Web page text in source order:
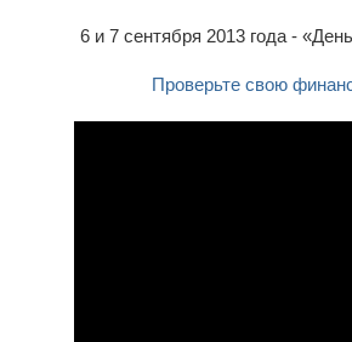
6 и 7 сентября 2013 года -
Проверьте свою